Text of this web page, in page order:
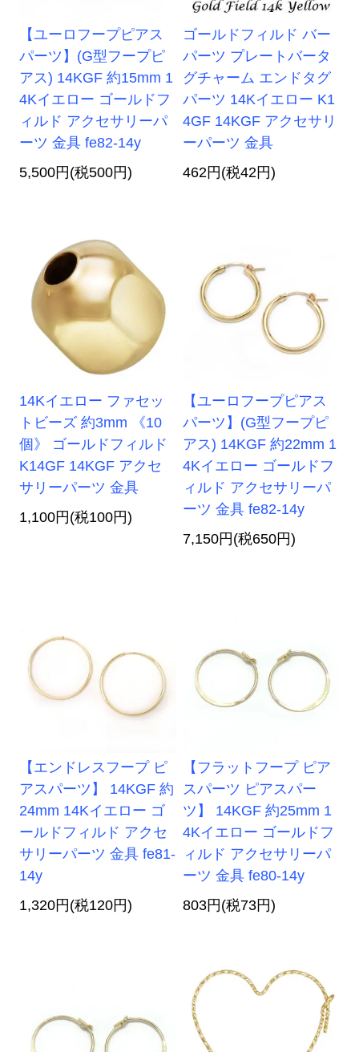
【ユーロフープピアス
パーツ】(G型フープピ
アス) 14KGF 約15mm 1
4Kイエロー ゴールドフ
ィルド アクセサリーパ
ーツ 金具 fe82-14y
5,500円(税500円)
ゴールドフィルド バー
パーツ プレートバータ
グチャーム エンドタグ
パーツ 14Kイエロー K1
4GF 14KGF アクセサリ
ーパーツ 金具
462円(税42円)
14Kイエロー ファセッ
トビーズ 約3mm 《10
個》 ゴールドフィルド
K14GF 14KGF アクセ
サリーパーツ 金具
1,100円(税100円)
【ユーロフープピアス
パーツ】(G型フープピ
アス) 14KGF 約22mm 1
4Kイエロー ゴールドフ
ィルド アクセサリーパ
ーツ 金具 fe82-14y
7,150円(税650円)
【エンドレスフープ ピ
アスパーツ】 14KGF 約
24mm 14Kイエロー ゴ
ールドフィルド アクセ
サリーパーツ 金具 fe81-
14y
1,320円(税120円)
【フラットフープ ピア
スパーツ ピアスパー
ツ】 14KGF 約25mm 1
4Kイエロー ゴールドフ
ィルド アクセサリーパ
ーツ 金具 fe80-14y
803円(税73円)